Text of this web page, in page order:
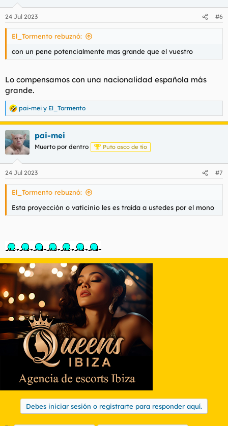
e
s
24 Jul 2023 #6
El_Tormento rebuznó:
con un pene potencialmente mas grande que el vuestro
Lo compensamos con una nacionalidad española más
grande.
R
e
a
c
c
i
e
s
pai-mei y El_Tormento
pai-mei
Muerto por dentro Puto asco de tío
24 Jul 2023 #7
El_Tormento rebuznó:
Esta proyección o vaticinio les es traída a ustedes por el mono
Debes iniciar sesión o registrarte para responder aquí.